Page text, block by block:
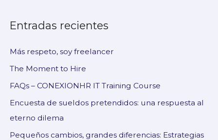
a
Entradas recientes
Más respeto, soy freelancer
The Moment to Hire
FAQs – CONEXIONHR IT Training Course
Encuesta de sueldos pretendidos: una respuesta al
eterno dilema
Pequeños cambios, grandes diferencias: Estrategias